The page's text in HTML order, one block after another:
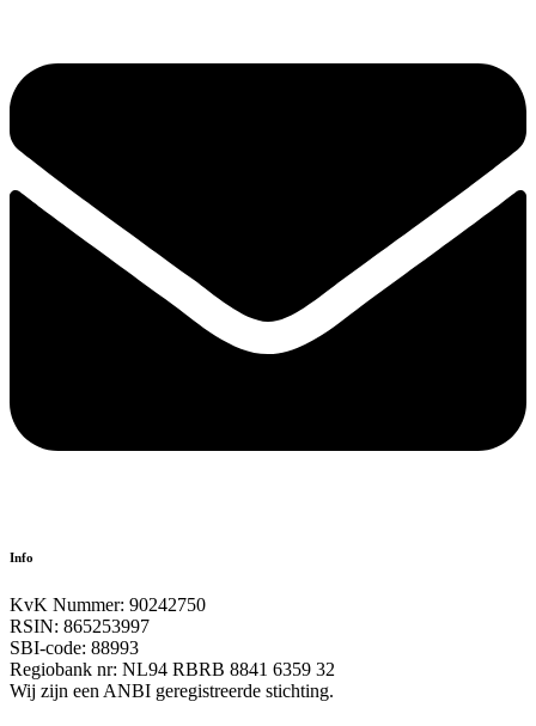
Info
KvK Nummer: 90242750
RSIN: 865253997
SBI-code: 88993
Regiobank nr: NL94 RBRB 8841 6359 32
Wij zijn een ANBI geregistreerde stichting.